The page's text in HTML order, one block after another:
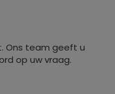
Ons team geeft u
op uw vraag.